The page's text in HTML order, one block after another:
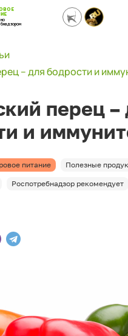
– для бодрости и
перец –
и
питание Полезные
Роспотребнадзор рекомендует